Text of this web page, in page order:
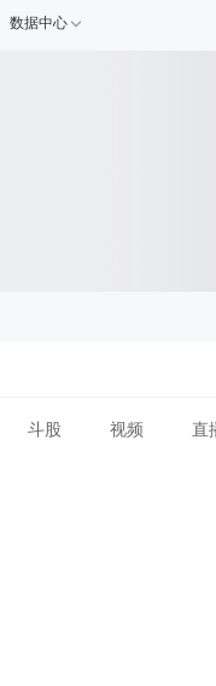
数据中心
斗股 视频 直